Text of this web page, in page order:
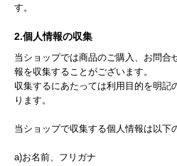
す。
2.個人情報の収集
当ショップでは商品のご購入、お問合
報を収集することがございます。
収集するにあたっては利用目的を明記
ります。
当ショップで収集する個人情報は以下
a)お名前、フリガナ